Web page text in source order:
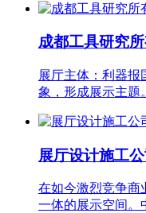
成都工具研究
展厅主体：利器报
象，形成展示主题。
展厅设计施工
在如今激烈竞争商
一体的展示空间。